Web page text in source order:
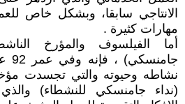
الانتاجي سابقا، وبشكل خاص
مهارات كثيرة .
أما الفيلسوف والمؤرخ
نشاطه وحيوته والتي تجسدت
(نداء جامنسكي للنشطاء)